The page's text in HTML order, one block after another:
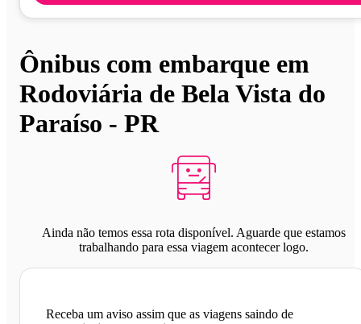
Ônibus com embarque em
Rodoviária de Bela Vista do
Paraíso - PR
Ainda não temos essa rota disponível. Aguarde que estamos
trabalhando para essa viagem acontecer logo.
Receba um aviso assim que as viagens saindo de